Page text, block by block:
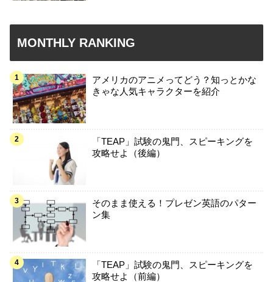
MONTHLY RANKING
アメリカのアニメってどう？知っとかな
きゃな人気キャラクターを紹介
「TEAP」試験の鬼門、スピーキングを
攻略せよ（後編）
そのまま使える！プレゼン英語のパター
ン集
「TEAP」試験の鬼門、スピーキングを
攻略せよ（前編）